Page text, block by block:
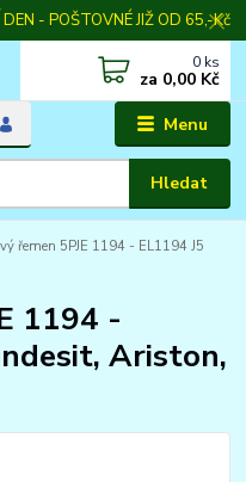
- POŠTOVNÉ JIŽ OD 65,-Kč
Menu
Hledat
0 ks
za 0,00 Kč
řemen 5PJE 1194 - EL1194 J5
1194 -
Ariston,